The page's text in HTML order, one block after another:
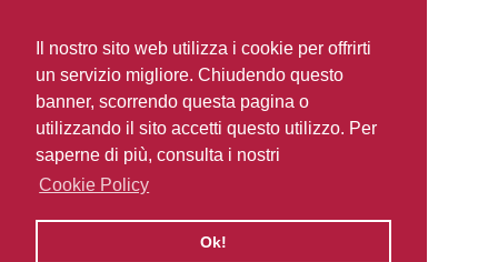
Il nostro sito web utilizza i cookie per offrirti
un servizio migliore. Chiudendo questo
banner, scorrendo questa pagina o
utilizzando il sito accetti questo utilizzo. Per
saperne di più, consulta i nostri
Cookie Policy
Ok!